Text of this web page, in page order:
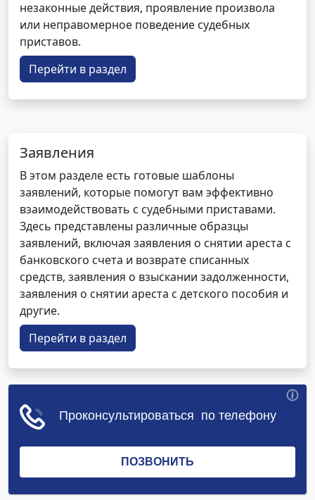
незаконные действия, проявление произвола
или неправомерное поведение судебных
приставов.
Перейти в раздел
Заявления
В этом разделе есть готовые шаблоны
заявлений, которые помогут вам эффективно
взаимодействовать с судебными приставами.
Здесь представлены различные образцы
заявлений, включая заявления о снятии ареста с
банковского счета и возврате списанных
средств, заявления о взыскании задолженности,
заявления о снятии ареста с детского пособия и
другие.
Перейти в раздел